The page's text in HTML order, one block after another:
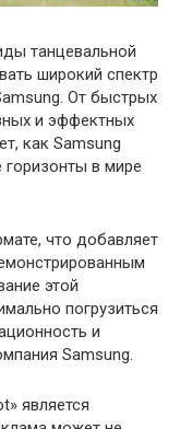
танцевальной
широкий спектр
От быстрых
и эффектных
как Samsung
в мире
что добавляет
этой
погрузиться
и
Samsung.
является